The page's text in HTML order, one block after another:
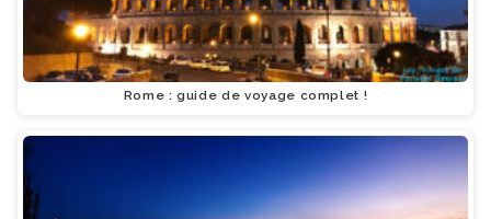
Rome : guide de voyage complet !